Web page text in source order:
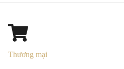
Thương mại